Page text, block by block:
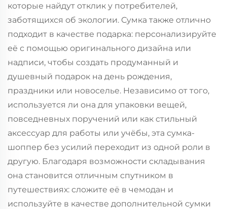
которые найдут отклик у потребителей,
заботящихся об экологии. Сумка также отлично
подходит в качестве подарка: персонализируйте
её с помощью оригинального дизайна или
надписи, чтобы создать продуманный и
душевный подарок на день рождения,
праздники или новоселье. Независимо от того,
используется ли она для упаковки вещей,
повседневных поручений или как стильный
аксессуар для работы или учёбы, эта сумка-
шоппер без усилий переходит из одной роли в
другую. Благодаря возможности складывания
она становится отличным спутником в
путешествиях: сложите её в чемодан и
используйте в качестве дополнительной сумки